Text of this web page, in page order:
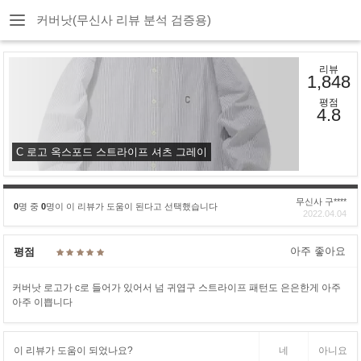
커버낫(무신사 리뷰 분석 검증용)
C 로고 옥스포드 스트라이프 셔츠 그레이
리뷰
1,848
평점
4.8
0명 중 0명이 이 리뷰가 도움이 된다고 선택했습니다
무신사 구****
2022.04.04
평점 아주 좋아요
커버낫 로고가 c로 들어가 있어서 넘 귀엽구 스트라이프 패턴도 은은한게 아주
아주 이쁩니다
이 리뷰가 도움이 되었나요? 네 아니요